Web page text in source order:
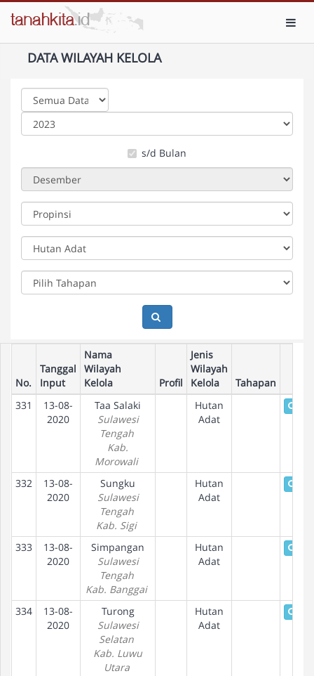
DATA WILAYAH KELOLA
s/d Bulan
No.
Tanggal
Input
Nama
Wilayah
Kelola
Profil
Jenis
Wilayah
Kelola
Tahapan
331
13-08-
2020
Taa Salaki
Sulawesi
Tengah
Kab.
Morowali
Hutan
Adat
332
13-08-
2020
Sungku
Sulawesi
Tengah
Kab. Sigi
Hutan
Adat
333
13-08-
2020
Simpangan
Sulawesi
Tengah
Kab. Banggai
Hutan
Adat
334
13-08-
2020
Turong
Sulawesi
Selatan
Kab. Luwu
Utara
Hutan
Adat